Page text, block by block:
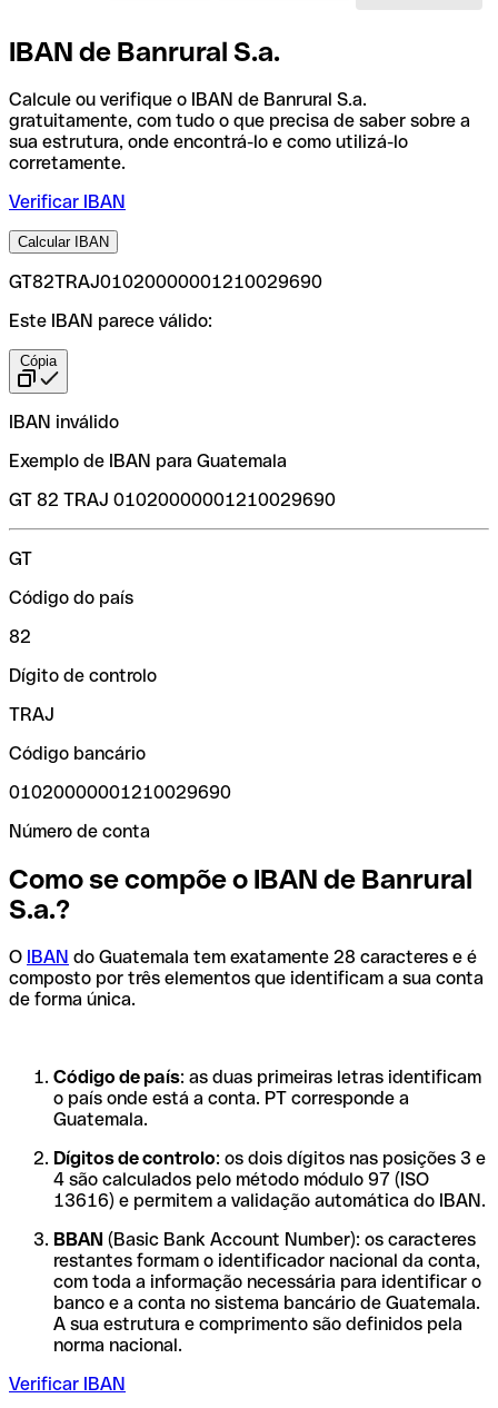
IBAN de Banrural S.a.
Calcule ou verifique o IBAN de Banrural S.a.
gratuitamente, com tudo o que precisa de saber sobre a
sua estrutura, onde encontrá-lo e como utilizá-lo
corretamente.
Verificar IBAN
Calcular IBAN
GT82TRAJ01020000001210029690
Este IBAN parece válido:
Cópia
IBAN inválido
Exemplo de IBAN para Guatemala
GT 82 TRAJ 01020000001210029690
GT
Código do país
82
Dígito de controlo
TRAJ
Código bancário
01020000001210029690
Número de conta
Como se compõe o IBAN de Banrural
S.a.?
O IBAN do Guatemala tem exatamente 28 caracteres e é
composto por três elementos que identificam a sua conta
de forma única.
Código de país: as duas primeiras letras identificam
o país onde está a conta. PT corresponde a
Guatemala.
Dígitos de controlo: os dois dígitos nas posições 3 e
4 são calculados pelo método módulo 97 (ISO
13616) e permitem a validação automática do IBAN.
BBAN (Basic Bank Account Number): os caracteres
restantes formam o identificador nacional da conta,
com toda a informação necessária para identificar o
banco e a conta no sistema bancário de Guatemala.
A sua estrutura e comprimento são definidos pela
norma nacional.
Verificar IBAN